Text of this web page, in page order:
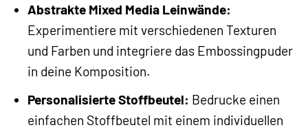
Abstrakte Mixed Media Leinwände:
Experimentiere mit verschiedenen Texturen
und Farben und integriere das Embossingpuder
in deine Komposition.
Personalisierte Stoffbeutel: Bedrucke einen
einfachen Stoffbeutel mit einem individuellen